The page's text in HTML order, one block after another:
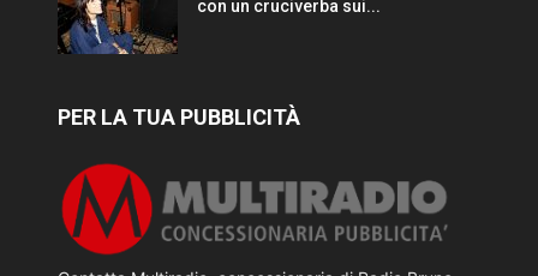
con un cruciverba sui...
PER LA TUA PUBBLICITÀ